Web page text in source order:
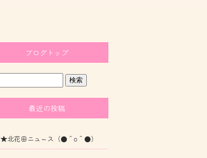
ブログトップ
最近の投稿
★北花田ニュ～ス（●＾o＾●）